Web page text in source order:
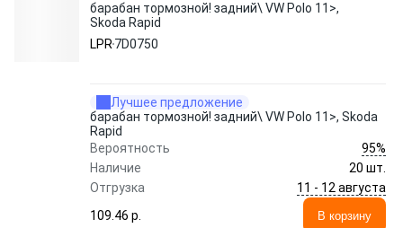
барабан тормозной! задний\ VW Polo 11>,
Skoda Rapid
LPR 7D0750
Лучшее предложение
барабан тормозной! задний\ VW Polo 11>, Skoda
Rapid
Вероятность
95%
Наличие
20 шт.
Отгрузка
11 - 12 августа
109.46 p.
В корзину